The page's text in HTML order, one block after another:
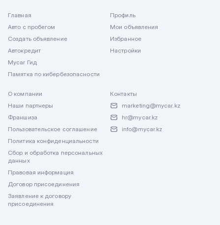
Главная
Авто с пробегом
Создать объявление
Автокредит
Mycar Гид
Памятка по кибербезопасности
Профиль
Мои объявления
Избранное
Настройки
О компании
Наши партнеры
Франшиза
Пользовательское соглашение
Политика конфиденциальности
Сбор и обработка персональных
данных
Правовая информация
Договор присоединения
Заявление к договору
присоединения
Контакты
marketing@mycar.kz
hr@mycar.kz
info@mycar.kz